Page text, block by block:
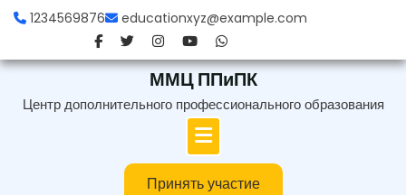
Перейти1234569876 educationxyz@example.com
ММЦ ППиПК
Центр дополнительного профессионального образования
Принять участие